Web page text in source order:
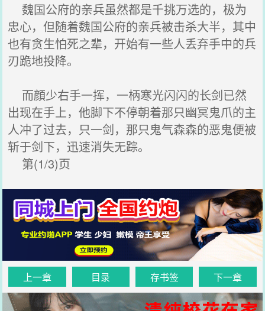
魏国公府的亲兵虽然都是千挑万选的，极为
忠心，但随着魏国公府的亲兵被击杀大半，其中
也有贪生怕死之辈，开始有一些人丢弃手中的兵
刃跪地投降。
而顔少右手一挥，一柄寒光闪闪的长剑已然
出现在手上，他脚下不停朝着那只幽冥鬼爪的主
人冲了过去，只一剑，那只鬼气森森的恶鬼便被
斩于剑下，迅速消失无踪。
第(1/3)页
上一章 目录 存书签 下一章